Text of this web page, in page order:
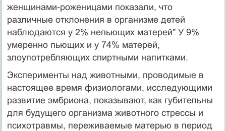
женщинами-роженицами показали, что
различные отклонения в организме детей
наблюдаются у 2% непьющих матерей" У 9%
умеренно пьющих и у 74% матерей,
злоупотребляющих спиртными напитками.
Эксперименты над животными, проводимые в
настоящее время физиологами, исследующими
развитие эмбриона, показывают, как губительны
для будущего организма животного стрессы и
психотравмы, переживаемые матерью в период